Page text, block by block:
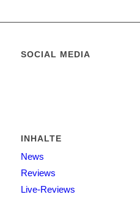
SOCIAL MEDIA
INHALTE
News
Reviews
Live-Reviews